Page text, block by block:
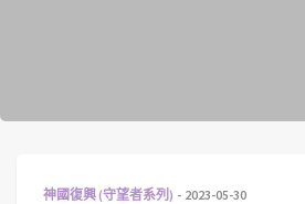
神國復興 (守望者系列) 2023-05-30